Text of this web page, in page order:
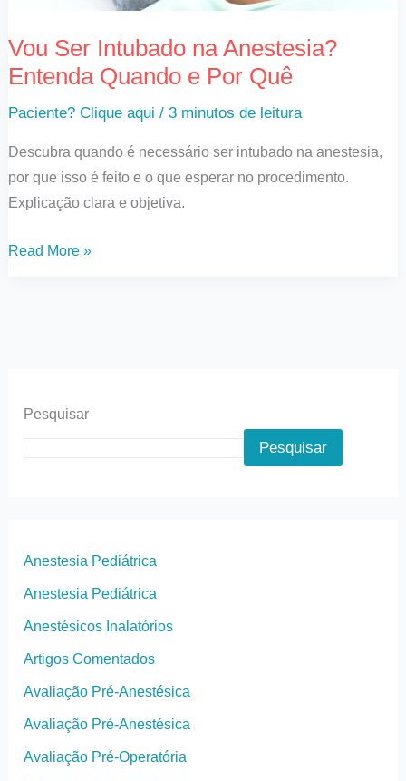
Vou Ser Intubado na Anestesia?
Entenda Quando e Por Quê
Paciente? Clique aqui /3 minutos de leitura
Descubra quando é necessário ser intubado na anestesia,
por que isso é feito e o que esperar no procedimento.
Explicação clara e objetiva.
Read More »
Pesquisar
Pesquisar
Anestesia Pediátrica
Anestesia Pediátrica
Anestésicos Inalatórios
Artigos Comentados
Avaliação Pré-Anestésica
Avaliação Pré-Anestésica
Avaliação Pré-Operatória